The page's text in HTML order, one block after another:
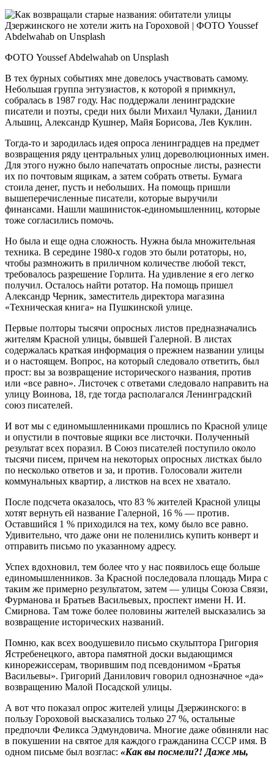
ФОТО Youssef Abdelwahab on Unsplash
В тех бурных событиях мне довелось участвовать самому.
Небольшая группа энтузиастов, к которой я примкнул,
собралась в 1987 году. Нас поддержали ленинградские
писатели и поэты, среди них были Михаил Чулаки, Даниил
Альшиц, Александр Кушнер, Майя Борисова, Лев Куклин.
Тогда‑то и зародилась идея опроса ленинградцев на предмет
возвращения ряду центральных улиц дореволюционных имен.
Для этого нужно было напечатать опросные листы, разнести
их по почтовым ящикам, а затем собрать ответы. Бумага
стоила денег, пусть и небольших. На помощь пришли
вышеперечисленные писатели, которые выручили
финансами. Нашли машинисток-единомышленниц, которые
тоже согласились помочь.
Но была и еще одна сложность. Нужна была множительная
техника. В середине 1980‑х годов это были ротаторы, но,
чтобы размножить в приличном количестве любой текст,
требовалось разрешение Горлита. На удивление я его легко
получил. Осталось найти ротатор. На помощь пришел
Александр Черник, заместитель директора магазина
«Техническая книга» на Пушкинской улице.
Первые полторы тысячи опрос­ных листов предназначались
жителям Красной улицы, бывшей Галерной. В листах
содержалась краткая информация о прежнем названии улицы
и о настоящем. Вопрос, на который следовало ответить, был
прост: вы за возвращение исторического названия, против
или «все равно». Листочек с ответами следовало направить на
улицу Воинова, 18, где тогда располагался Ленинградский
союз писателей.
И вот мы с единомышленниками прошлись по Красной улице
и опустили в почтовые ящики все листочки. Полученный
результат всех поразил. В Союз писателей поступило около
тысячи писем, причем на некоторых опросных листках было
по несколько ответов и за, и против. Голосовали жители
коммунальных квартир, а листков на всех не хватало.
После подсчета оказалось, что 83 % жителей Красной улицы
хотят вернуть ей название Галерной, 16 % — против.
Оставшийся 1 % приходился на тех, кому было все равно.
Удивительно, что даже они не поленились купить конверт и
отправить письмо по указанному адресу.
Успех вдохновил, тем более что у нас появилось еще больше
единомышленников. За Красной последовала площадь Мира с
таким же примерно результатом, затем — улицы Союза Связи,
Фурманова и Братьев Васильевых, проспект имени Н. И.
Смирнова. Там тоже более половины жителей высказались за
возвращение исторических названий.
Помню, как всех воодушевило письмо скульптора Григория
Ястребенецкого, автора памятной доски выдающимся
кинорежиссерам, творившим под псевдонимом «Братья
Васильевы». Григорий Данилович говорил однозначное «да»
возвращению Малой Посадской улицы.
А вот что показал опрос жителей улицы Дзержинского: в
пользу Гороховой высказались только 27 %, остальные
предпочли Феликса Эдмундовича. Многие даже обвиняли нас
в покушении на святое для каждого гражданина СССР имя. В
одном письме был возглас: «Как вы посмели?! Даже мы,